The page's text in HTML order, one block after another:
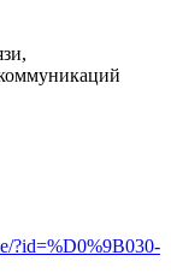
?id=%D0%9B030-